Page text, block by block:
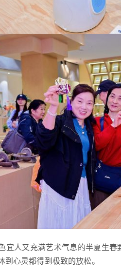
宜人又充满艺术气息的半夏生
到心灵都得到极致的放松。